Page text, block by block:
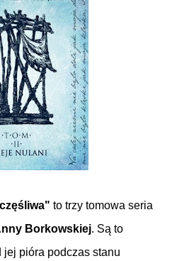
to trzy tomowa seria
Borkowskiej. Są to
jej pióra podczas stanu